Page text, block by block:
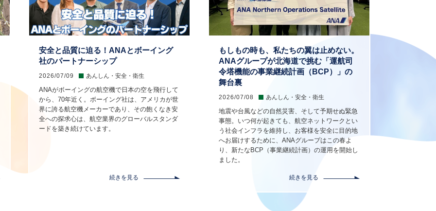
安全と品質に迫る！ANAとボーイング
社のパートナーシップ
2026/07/09 あんしん・安全・衛生
ANAがボーイングの航空機で日本の空を飛行して
から、70年近く。ボーイング社は、アメリカが世
界に誇る航空機メーカーであり、その飽くなき安
全への探求心は、航空業界のグローバルスタンダ
ードを築き続けています。
続きを見る
もしもの時も、私たちの翼は止めない。
ANAグループが北海道で挑む「運航司
令塔機能の事業継続計画（BCP）」の
舞台裏
2026/07/08 あんしん・安全・衛生
地震や台風などの自然災害、そして予期せぬ緊急
事態。いつ何が起きても、航空ネットワークとい
う社会インフラを維持し、お客様を安全に目的地
へお届けするために、ANAグループはこの春よ
り、新たなBCP（事業継続計画）の運用を開始し
ました。
続きを見る